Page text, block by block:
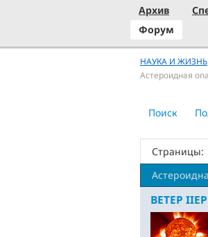
Архив
Форум
НАУКА И ЖИЗНЬ
Астероидная
Поиск
Страницы:
BETEP